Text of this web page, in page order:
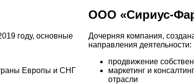
году, основные
Европы и СНГ
ООО «Сириус-
Дочерняя компания,
направления деятельности:
продвижение
маркетинг и
отрасли